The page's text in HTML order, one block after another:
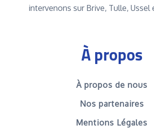
intervenons sur Brive, Tulle, Ussel
À propos
À propos de nous
Nos partenaires
Mentions Légales